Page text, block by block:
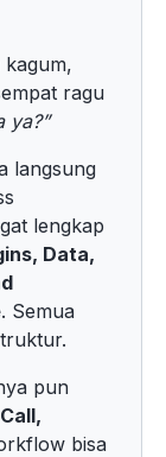
ragu
ya?”
langsung
lengkap
Data,
. Semua
pun
bisa